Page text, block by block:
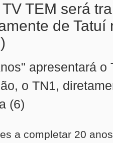
TEM será
de Tatuí
apresentará o
o TN1,
(6)
a completar 20